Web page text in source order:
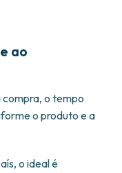
ao
compra, o tempo
o produto e a
o ideal é